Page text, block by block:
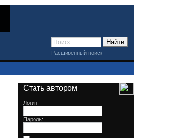
Расширенный поиск
Стать автором
Логин:
Пароль: